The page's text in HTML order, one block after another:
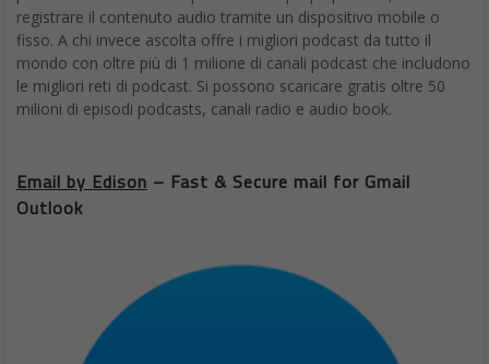
registrare il contenuto audio tramite un dispositivo mobile o
fisso. A chi invece ascolta offre i migliori podcast da tutto il
mondo con oltre più di 1 milione di canali podcast che includono
le migliori reti di podcast. Si possono scaricare gratis oltre 50
milioni di episodi podcasts, canali radio e audio book.
Email by Edison – Fast & Secure mail for Gmail
Outlook